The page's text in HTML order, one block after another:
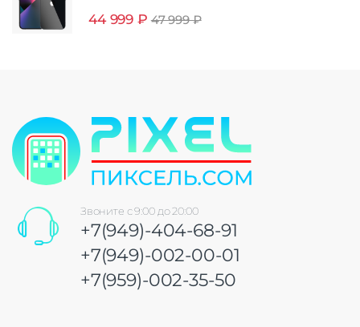
44 999 ₽ 47 999₽
Звоните с 9:00 до 20:00
+7(949)-404-68-91
+7(949)-002-00-01
+7(959)-002-35-50